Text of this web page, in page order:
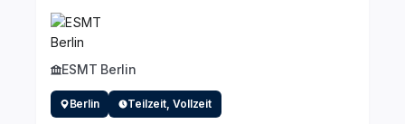
ESMT Berlin
Berlin Teilzeit, Vollzeit